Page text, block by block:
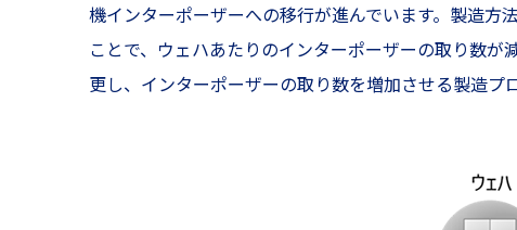
機インターポーザーへの移行が進んでいます。製造
ことで、ウェハあたりのインターポーザーの取り数
更し、インターポーザーの取り数を増加させる製造プ